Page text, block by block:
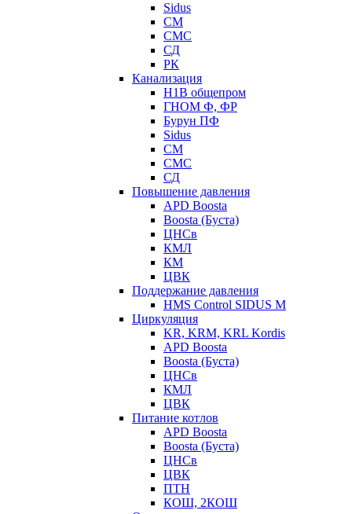
Sidus
СМ
СМС
СД
РК
Канализация
Н1В общепром
ГНОМ Ф, ФР
Бурун ПФ
Sidus
СМ
СМС
СД
Повышение давления
APD Boosta
Boosta (Буста)
ЦНСв
КМЛ
КМ
ЦВК
Поддержание давления
HMS Control SIDUS M
Циркуляция
KR, KRM, KRL Kordis
APD Boosta
Boosta (Буста)
ЦНСв
КМЛ
ЦВК
Питание котлов
APD Boosta
Boosta (Буста)
ЦНСв
ЦВК
ПТН
КОШ, 2КОШ